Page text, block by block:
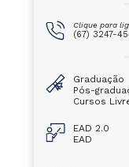
Clique para
(67) 3247-
Graduação
Pós-
Cursos
EAD 2.0
EAD